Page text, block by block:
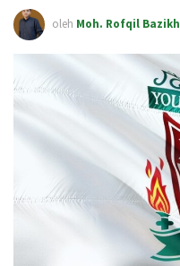
oleh Moh. Rofqil Bazikh